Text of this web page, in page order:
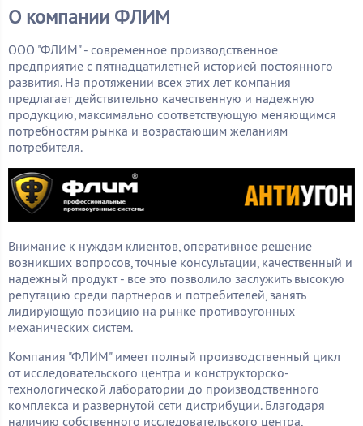
О компании ФЛИМ
ООО "ФЛИМ" - современное производственное
предприятие с пятнадцатилетней историей постоянного
развития. На протяжении всех этих лет компания
предлагает действительно качественную и надежную
продукцию, максимально соответствующую меняющимся
потребностям рынка и возрастающим желаниям
потребителя.
Внимание к нуждам клиентов, оперативное решение
возникших вопросов, точные консультации, качественный и
надежный продукт - все это позволило заслужить высокую
репутацию среди партнеров и потребителей, занять
лидирующую позицию на рынке противоугонных
механических систем.
Компания "ФЛИМ" имеет полный производственный цикл
от исследовательского центра и конструкторско-
технологической лаборатории до производственного
комплекса и развернутой сети дистрибуции. Благодаря
наличию собственного исследовательского центра,